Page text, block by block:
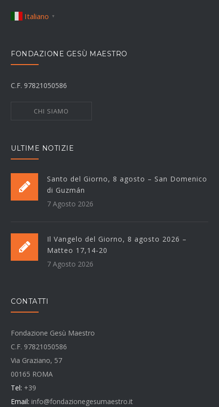
Italiano ▼
FONDAZIONE GESÙ MAESTRO
C.F. 97821050586
CHI SIAMO
ULTIME NOTIZIE
Santo del Giorno, 8 agosto – San Domenico
di Guzmán
7 Agosto 2026
Il Vangelo del Giorno, 8 agosto 2026 –
Matteo 17,14-20
7 Agosto 2026
CONTATTI
Fondazione Gesù Maestro
C.F. 97821050586
Via Graziano, 57
00165 ROMA
Tel: +39
Email: info@fondazionegesumaestro.it